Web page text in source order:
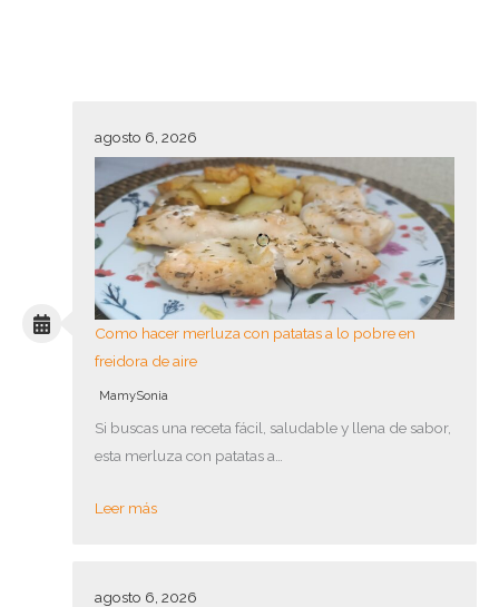
agosto 6, 2026
Como hacer merluza con patatas a lo pobre en
freidora de aire
MamySonia
Si buscas una receta fácil, saludable y llena de sabor,
esta merluza con patatas a…
Leer más
agosto 6, 2026